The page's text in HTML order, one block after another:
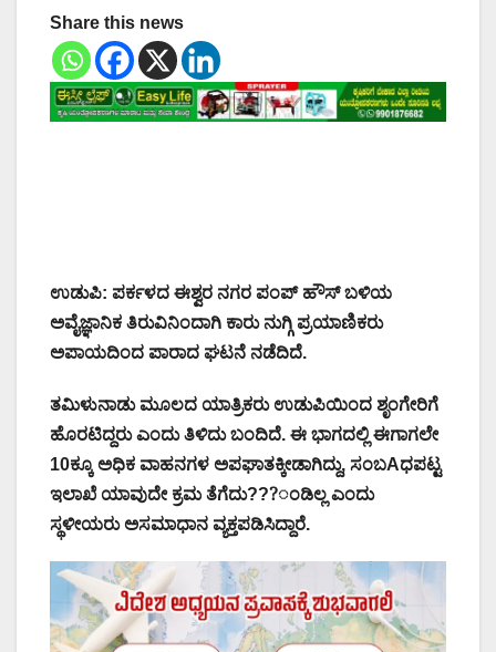
Share this news
ಉಡುಪಿ: ಪರ್ಕಳದ ಈಶ್ವರ ನಗರ ಪಂಪ್ ಹೌಸ್ ಬಳಿಯ
ಅವೈಜ್ಞಾನಿಕ ತಿರುವಿನಿಂದಾಗಿ ಕಾರು ನುಗ್ಗಿ ಪ್ರಯಾಣಿಕರು
ಅಪಾಯದಿಂದ ಪಾರಾದ ಘಟನೆ ನಡೆದಿದೆ.
ತಮಿಳುನಾಡು ಮೂಲದ ಯಾತ್ರಿಕರು ಉಡುಪಿಯಿಂದ ಶೃಂಗೇರಿಗೆ
ಹೊರಟಿದ್ದರು ಎಂದು ತಿಳಿದು ಬಂದಿದೆ. ಈ ಭಾಗದಲ್ಲಿ ಈಗಾಗಲೇ
10ಕ್ಕೂ ಅಧಿಕ ವಾಹನಗಳ ಅಪಘಾತಕ್ಕೀಡಾಗಿದ್ದು, ಸಂಬAಧಪಟ್ಟ
ಇಲಾಖೆ ಯಾವುದೇ ಕ್ರಮ ತೆಗೆದು???ಂಡಿಲ್ಲ ಎಂದು
ಸ್ಥಳೀಯರು ಅಸಮಾಧಾನ ವ್ಯಕ್ತಪಡಿಸಿದ್ದಾರೆ.